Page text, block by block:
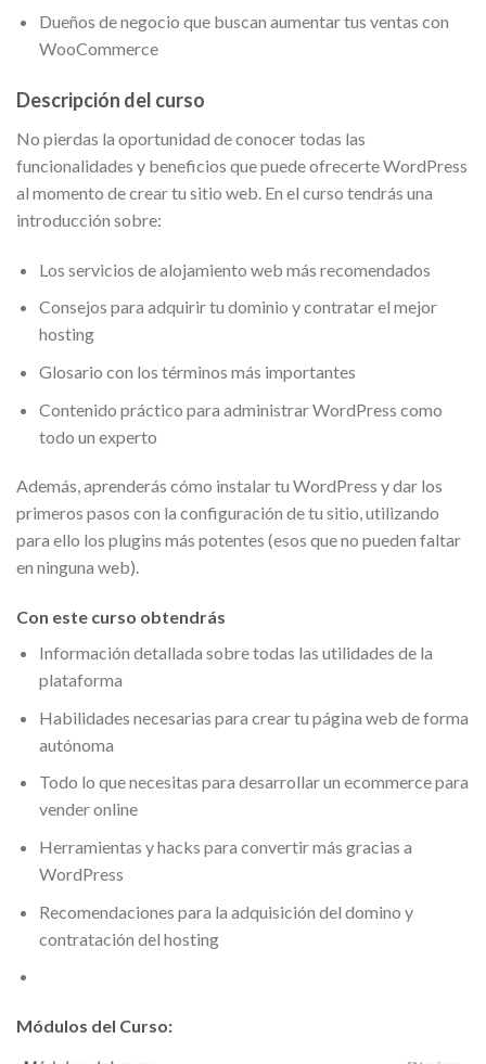
Dueños de negocio que buscan aumentar tus ventas con
WooCommerce
Descripción del curso
No pierdas la oportunidad de conocer todas las
funcionalidades y beneficios que puede ofrecerte WordPress
al momento de crear tu sitio web. En el curso tendrás una
introducción sobre:
Los servicios de alojamiento web más recomendados
Consejos para adquirir tu dominio y contratar el mejor
hosting
Glosario con los términos más importantes
Contenido práctico para administrar WordPress como
todo un experto
Además, aprenderás cómo instalar tu WordPress y dar los
primeros pasos con la configuración de tu sitio, utilizando
para ello los plugins más potentes (esos que no pueden faltar
en ninguna web).
Con este curso obtendrás
Información detallada sobre todas las utilidades de la
plataforma
Habilidades necesarias para crear tu página web de forma
autónoma
Todo lo que necesitas para desarrollar un ecommerce para
vender online
Herramientas y hacks para convertir más gracias a
WordPress
Recomendaciones para la adquisición del domino y
contratación del hosting
Módulos del Curso: